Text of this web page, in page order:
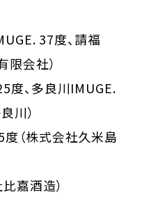
37度、請福
限会社）
度、多良川IMUGE.
川）
（株式会社久米島
嘉酒造）